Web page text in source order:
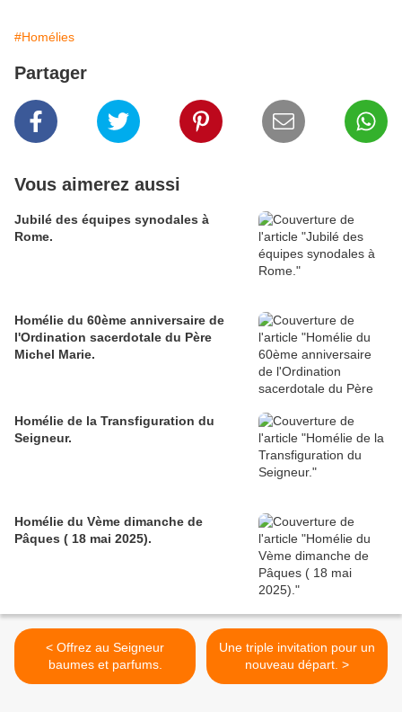
#Homélies
Partager
Vous aimerez aussi
Jubilé des équipes synodales à
Rome.
Homélie du 60ème anniversaire de
l'Ordination sacerdotale du Père
Michel Marie.
Homélie de la Transfiguration du
Seigneur.
Homélie du Vème dimanche de
Pâques ( 18 mai 2025).
< Offrez au Seigneur
baumes et parfums.
Une triple invitation pour un
nouveau départ. >